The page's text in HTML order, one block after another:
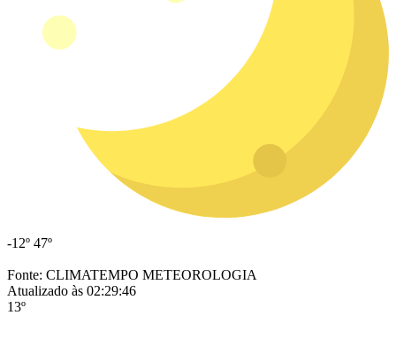
-12º 47º
Fonte: CLIMATEMPO METEOROLOGIA
Atualizado às 02:29:46
13º